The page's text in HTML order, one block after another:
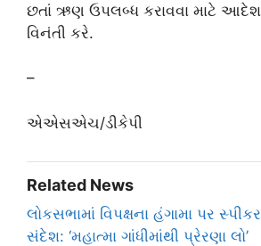
છતાં ઋણ ઉપલબ્ધ કરાવવા માટે
વિનંતી કરે.
–
એએસએચ/ડીકેપી
Related News
લોકસભામાં વિપક્ષના હંગામા પર
સંદેશ: ‘મહાત્મા ગાંધીમાંથી પ્રેરણા લો’